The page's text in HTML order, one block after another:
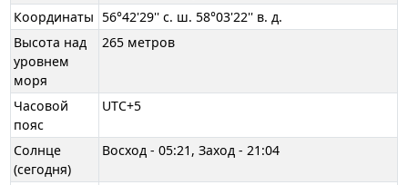
Координаты 56°42'29'' с. ш. 58°03'22'' в. д.
Высота над
уровнем
моря
265 метров
Часовой
пояс
UTC+5
Солнце
(сегодня)
Восход - 05:21, Заход - 21:04